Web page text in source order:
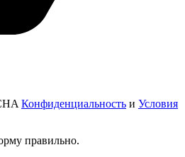
Конфиденциальность и Условия
правильно.